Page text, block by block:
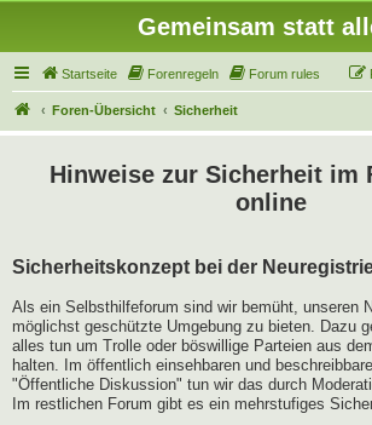
Gemeinsam statt
Startseite Forenregeln Forum rules
Foren-Übersicht Sicherheit
Hinweise zur Sicherheit im
online
Sicherheitskonzept bei der
Als ein Selbsthilfeforum sind wir bemüht, unseren
möglichst geschützte Umgebung zu bieten. Dazu
alles tun um Trolle oder böswillige Parteien aus
halten. Im öffentlich einsehbaren und
"Öffentliche Diskussion" tun wir das durch
Im restlichen Forum gibt es ein mehrstufiges